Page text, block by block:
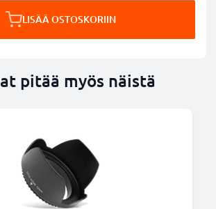
LISÄÄ OSTOSKORIIN
pitää myös näistä